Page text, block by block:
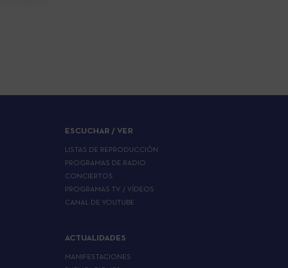
ESCUCHAR / VER
LISTAS DE REPRODUCCIÓN
PROGRAMAS DE RADIO
CONCIERTOS
PROGRAMAS TV / VÍDEOS
CANAL DE YOUTUBE
ACTUALIDADES
MANIFESTACIONES